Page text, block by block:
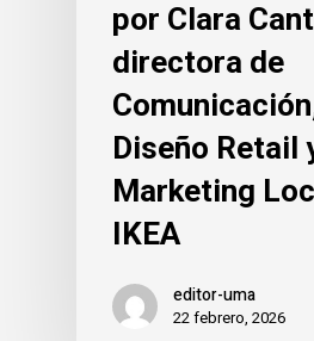
por Clara
directora de
Diseño Retail
Marketing
IKEA
editor-uma
22 febrero, 2026